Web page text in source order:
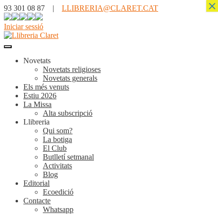
93 301 08 87 | LLIBRERIA@CLARET.CAT
Iniciar sessió
Novetats
Novetats religioses
Novetats generals
Els més venuts
Estiu 2026
La Missa
Alta subscripció
Llibreria
Qui som?
La botiga
El Club
Butlletí setmanal
Activitats
Blog
Editorial
Ecoedició
Contacte
Whatsapp
×